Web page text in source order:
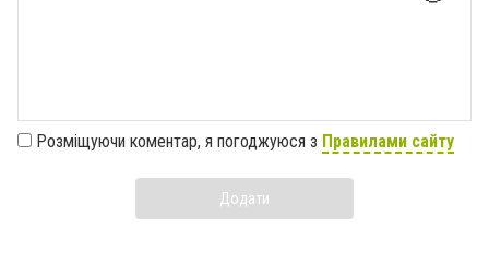
Розміщуючи коментар, я погоджуюся з Правилами сайту
Додати